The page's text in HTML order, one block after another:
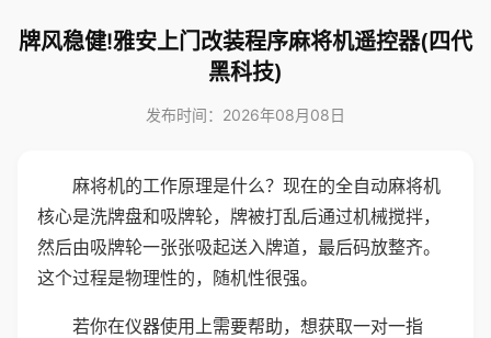
牌风稳健!雅安上门改装程序麻将机遥控器(四代
黑科技)
发布时间：2026年08月08日
麻将机的工作原理是什么？现在的全自动麻将机
核心是洗牌盘和吸牌轮，牌被打乱后通过机械搅拌，
然后由吸牌轮一张张吸起送入牌道，最后码放整齐。
这个过程是物理性的，随机性很强。
若你在仪器使用上需要帮助，想获取一对一指